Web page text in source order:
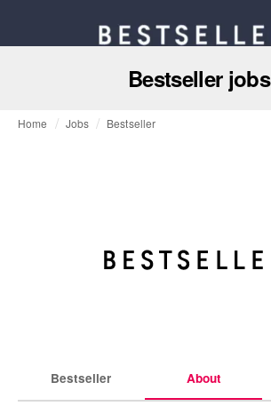
Bestseller jobs
Home Jobs Bestseller
Bestseller About